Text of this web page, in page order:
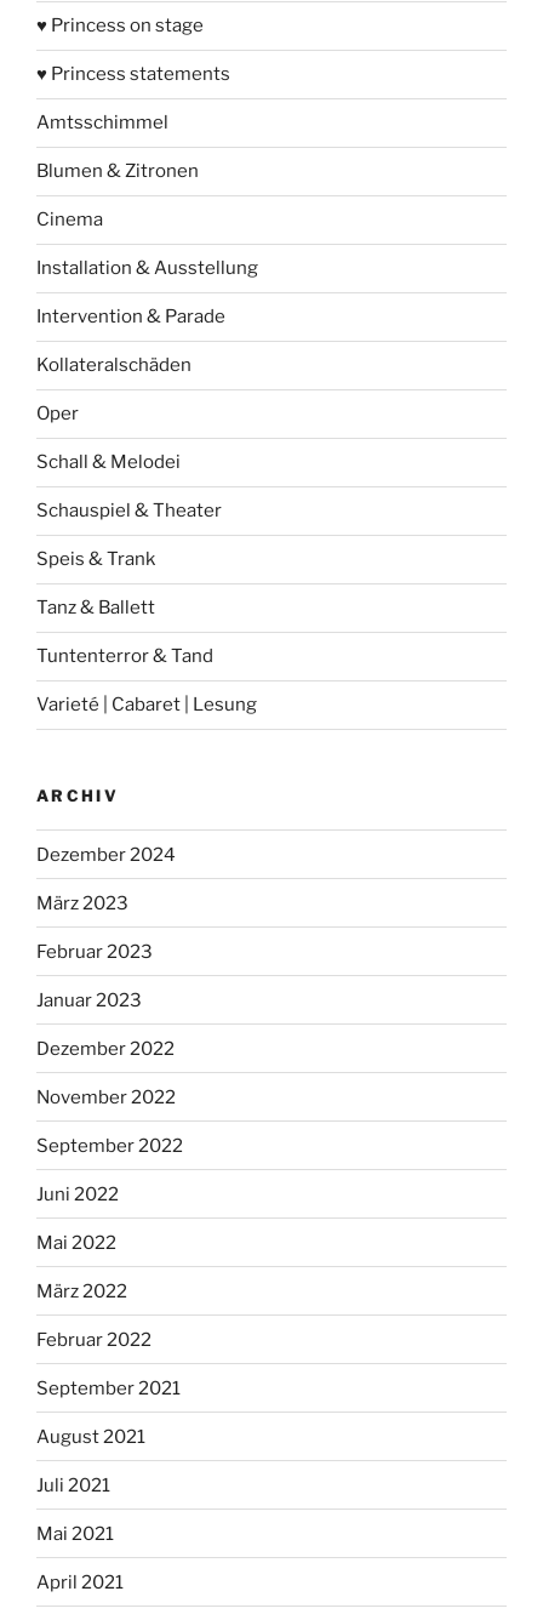
♥ Princess on stage
♥ Princess statements
Amtsschimmel
Blumen & Zitronen
Cinema
Installation & Ausstellung
Intervention & Parade
Kollateralschäden
Oper
Schall & Melodei
Schauspiel & Theater
Speis & Trank
Tanz & Ballett
Tuntenterror & Tand
Varieté | Cabaret | Lesung
ARCHIV
Dezember 2024
März 2023
Februar 2023
Januar 2023
Dezember 2022
November 2022
September 2022
Juni 2022
Mai 2022
März 2022
Februar 2022
September 2021
August 2021
Juli 2021
Mai 2021
April 2021